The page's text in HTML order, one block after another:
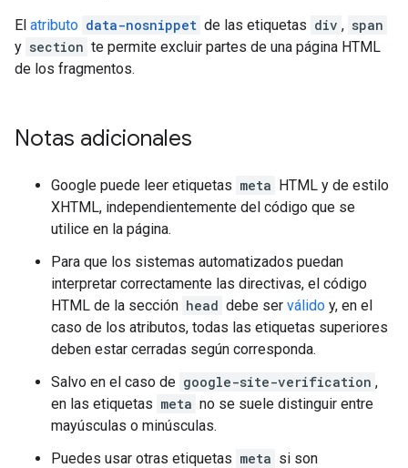
El atributo data-nosnippet de las etiquetas div , span
y section te permite excluir partes de una página HTML
de los fragmentos.
Notas adicionales
Google puede leer etiquetas meta HTML y de estilo
XHTML, independientemente del código que se
utilice en la página.
Para que los sistemas automatizados puedan
interpretar correctamente las directivas, el código
HTML de la sección head debe ser válido y, en el
caso de los atributos, todas las etiquetas superiores
deben estar cerradas según corresponda.
Salvo en el caso de google-site-verification ,
en las etiquetas meta no se suele distinguir entre
mayúsculas o minúsculas.
Puedes usar otras etiquetas meta si son